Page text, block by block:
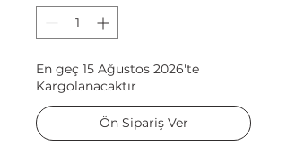
En geç 15 Ağustos 2026'te
Kargolanacaktır
Ön Sipariş Ver